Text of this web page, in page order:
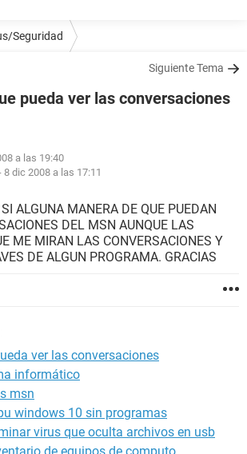
Seguridad
Siguiente Tema
pueda ver las conversaciones
a las 19:40
8 dic 2008 a las 17:11
ALGUNA MANERA DE QUE PUEDAN
DEL MSN AUNQUE LAS
ME MIRAN LAS CONVERSACIONES Y
DE ALGUN PROGRAMA. GRACIAS
ver las conversaciones
informático
msn
windows 10 sin programas
virus que oculta archivos en usb